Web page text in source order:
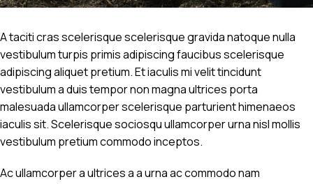
A taciti cras scelerisque scelerisque gravida natoque nulla
vestibulum turpis primis adipiscing faucibus scelerisque
adipiscing aliquet pretium. Et iaculis mi velit tincidunt
vestibulum a duis tempor non magna ultrices porta
malesuada ullamcorper scelerisque parturient himenaeos
iaculis sit. Scelerisque sociosqu ullamcorper urna nisl mollis
vestibulum pretium commodo inceptos.
Ac ullamcorper a ultrices a a urna ac commodo nam